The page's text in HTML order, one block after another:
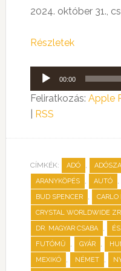
2024. október 31.,
Részletek
Audió
lejátszó
00:00
Feliratkozás: Apple
RSS
CÍMKÉK: ADÓ ,
ARANYKÖPÉS , AUTÓ ,
BUD SPENCER , CARLO
CRYSTAL WORLDWIDE
DR. MAGYAR CSABA ,
FUTÓMŰ , GYÁR ,
MEXIKÓ , NÉMET ,